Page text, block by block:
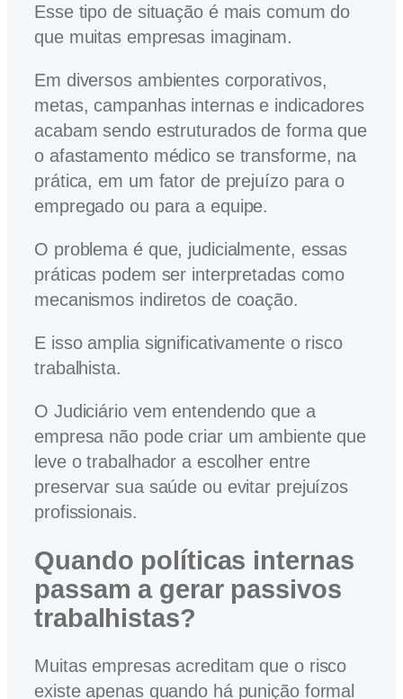
Esse tipo de situação é mais comum do
que muitas empresas imaginam.
Em diversos ambientes corporativos,
metas, campanhas internas e indicadores
acabam sendo estruturados de forma que
o afastamento médico se transforme, na
prática, em um fator de prejuízo para o
empregado ou para a equipe.
O problema é que, judicialmente, essas
práticas podem ser interpretadas como
mecanismos indiretos de coação.
E isso amplia significativamente o risco
trabalhista.
O Judiciário vem entendendo que a
empresa não pode criar um ambiente que
leve o trabalhador a escolher entre
preservar sua saúde ou evitar prejuízos
profissionais.
Quando políticas internas
passam a gerar passivos
trabalhistas?
Muitas empresas acreditam que o risco
existe apenas quando há punição formal